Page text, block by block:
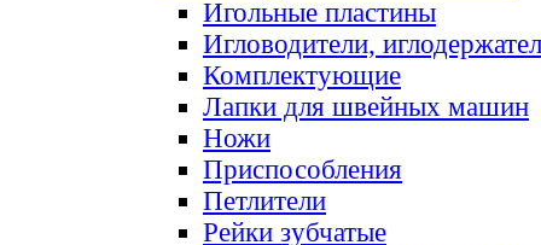
Игольные пластины
Игловодители,
Комплектующие
Лапки для швейных машин
Ножи
Приспособления
Петлители
Рейки зубчатые